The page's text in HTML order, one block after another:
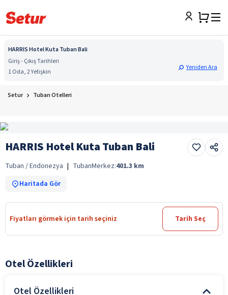
HARRIS Hotel Kuta Tuban Bali
Giriş - Çıkış Tarihleri
1 Oda, 2 Yetişkin
Yeniden Ara
Setur Tuban Otelleri
HARRIS Hotel Kuta Tuban Bali
Tuban / Endonezya | TubanMerkez:401.3 km
Haritada Gör
Fiyatları görmek için tarih seçiniz Tarih Seç
Otel Özellikleri
Otel Özellikleri